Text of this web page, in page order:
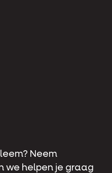
Neem
we helpen je graag